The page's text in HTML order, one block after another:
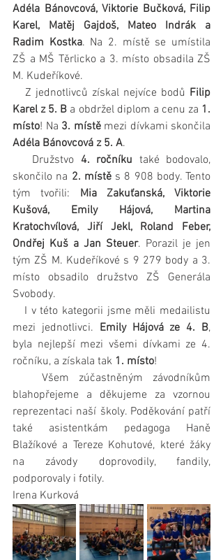
Adéla Bánovcová, Viktorie Bučková, Filip
Karel, Matěj Gajdoš, Mateo Indrák a
Radim Kostka. Na 2. místě se umístila
ZŠ a MŠ Těrlicko a 3. místo obsadila ZŠ
M. Kudeříkové.
Z jednotlivců získal nejvíce bodů Filip
Karel z 5. B a obdržel diplom a cenu za 1.
místo! Na 3. místě
Adéla Bánovcová z 5. A.
Družstvo 4. ročníku také bodovalo,
skončilo na 2. místě s 8 908 body. Tento
tým tvořili: Mia Zakuťanská, Viktorie
Kušová, Emily Hájová, Martina
Kratochvílová, Jiří Jekl, Roland Feber,
Ondřej Kuš a Jan Steuer. Porazil je jen
tým ZŠ M. Kudeříkové s 9 279 body a 3.
místo obsadilo družstvo ZŠ Generála
Svobody.
I v této kategorii jsme měli medailistu
mezi jednotlivci. Emily Hájová ze 4. B,
byla nejlepší mezi všemi dívkami ze 4.
ročníku, a získala tak 1. místo!
Všem zúčastněným závodníkům
blahopřejeme a děkujeme za vzornou
reprezentaci naší školy. Poděkování patří
také asistentkám pedagoga Haně
Blažíkové a Tereze Kohutové, které žáky
na závody doprovodily, fandily,
podporovaly i fotily.
Irena Kurková